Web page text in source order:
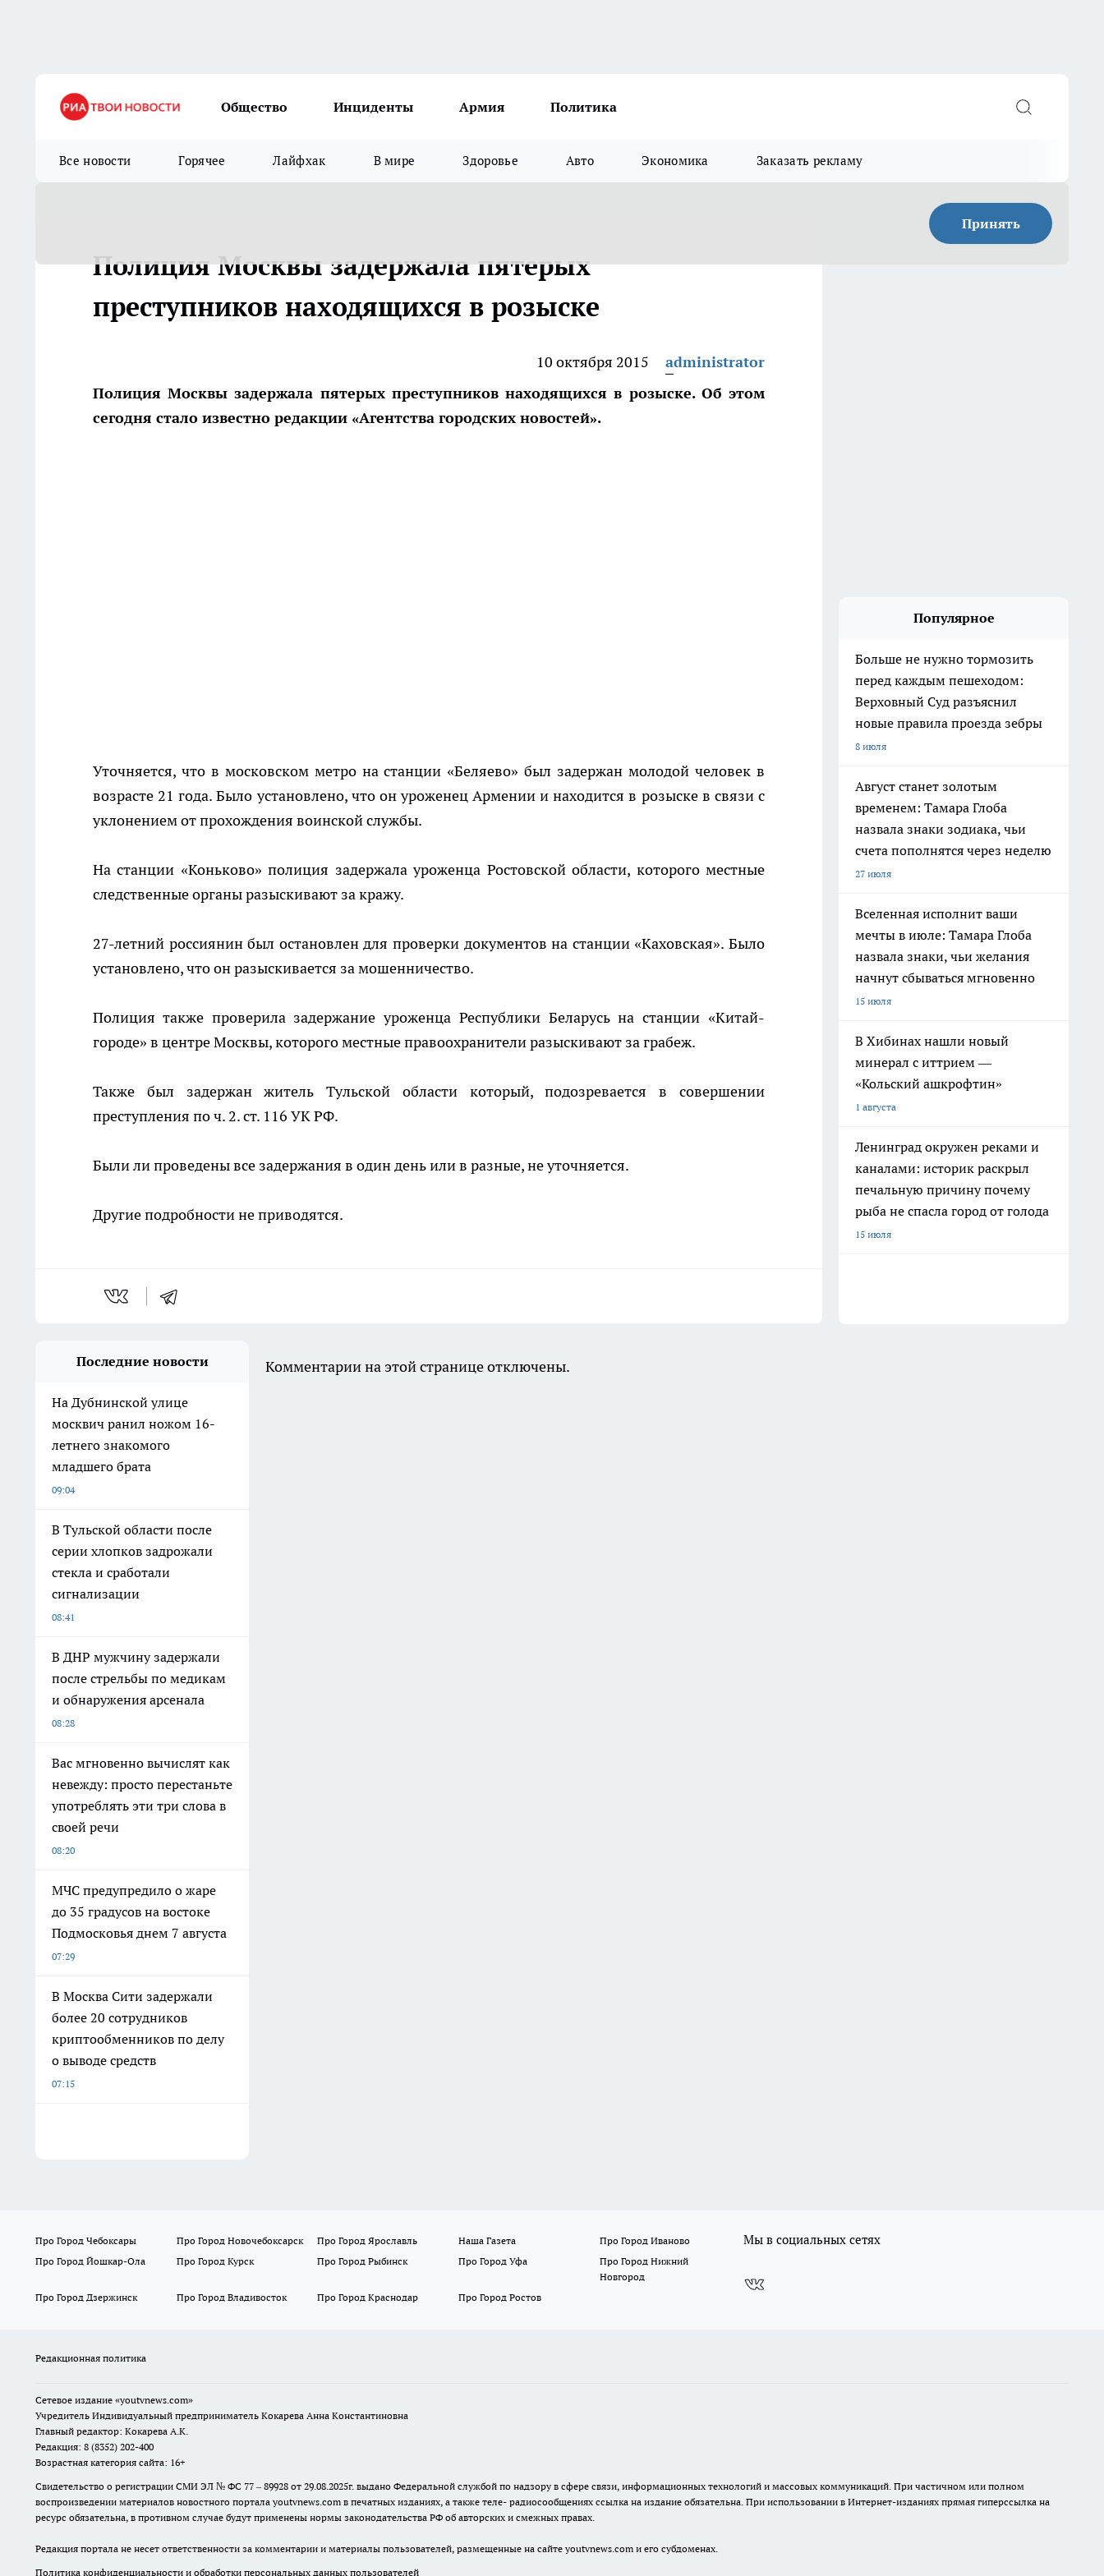
Общество Инциденты Армия Политика
Все новости Горячее Лайфхак В мире Здоровье Авто Экономика Заказать рекламу
Принять
Полиция Москвы задержала пятерых
преступников находящихся в розыске
10 октября 2015
administrator
Полиция Москвы задержала пятерых преступников находящихся в розыске. Об этом
сегодня стало известно редакции «Агентства городских новостей».
Уточняется, что в московском метро на станции «Беляево» был задержан молодой человек в
возрасте 21 года. Было установлено, что он уроженец Армении и находится в розыске в связи с
уклонением от прохождения воинской службы.
На станции «Коньково» полиция задержала уроженца Ростовской области, которого местные
следственные органы разыскивают за кражу.
27-летний россиянин был остановлен для проверки документов на станции «Каховская». Было
установлено, что он разыскивается за мошенничество.
Полиция также проверила задержание уроженца Республики Беларусь на станции «Китай-
городе» в центре Москвы, которого местные правоохранители разыскивают за грабеж.
Также был задержан житель Тульской области который, подозревается в совершении
преступления по ч. 2. ст. 116 УК РФ.
Были ли проведены все задержания в один день или в разные, не уточняется.
Другие подробности не приводятся.
Популярное
Больше не нужно тормозить
перед каждым пешеходом:
Верховный Суд разъяснил
новые правила проезда зебры
8 июля
Август станет золотым
временем: Тамара Глоба
назвала знаки зодиака, чьи
счета пополнятся через неделю
27 июля
Вселенная исполнит ваши
мечты в июле: Тамара Глоба
назвала знаки, чьи желания
начнут сбываться мгновенно
15 июля
В Хибинах нашли новый
минерал с иттрием —
«Кольский ашкрофтин»
1 августа
Ленинград окружен реками и
каналами: историк раскрыл
печальную причину почему
рыба не спасла город от голода
15 июля
Последние новости
На Дубнинской улице
москвич ранил ножом 16-
летнего знакомого
младшего брата
09:04
В Тульской области после
серии хлопков задрожали
стекла и сработали
сигнализации
08:41
В ДНР мужчину задержали
после стрельбы по медикам
и обнаружения арсенала
08:28
Вас мгновенно вычислят как
невежду: просто перестаньте
употреблять эти три слова в
своей речи
08:20
МЧС предупредило о жаре
до 35 градусов на востоке
Подмосковья днем 7 августа
07:29
В Москва Сити задержали
более 20 сотрудников
криптообменников по делу
о выводе средств
07:15
Комментарии на этой странице отключены.
Про Город Чебоксары Про Город Новочебоксарск Про Город Ярославль Наша Газета
Про Город Иваново
Про Город Йошкар-Ола
Про Город Курск Про Город Рыбинск Про Город Уфа
Про Город Нижний
Новгород
Про Город Дзержинск
Про Город Владивосток Про Город Краснодар Про Город Ростов
Мы в социальных сетях
Редакционная политика
Сетевое издание «youtvnews.com»
Учредитель Индивидуальный предприниматель Кокарева Анна Константиновна
Главный редактор: Кокарева А.К.
Редакция: 8 (8352) 202-400
Возрастная категория сайта: 16+
Свидетельство о регистрации СМИ ЭЛ № ФС 77 – 89928 от 29.08.2025г. выдано Федеральной службой по надзору в сфере связи, информационных технологий и массовых коммуникаций. При частичном или полном
воспроизведении материалов новостного портала youtvnews.com в печатных изданиях, а также теле- радиосообщениях ссылка на издание обязательна. При использовании в Интернет-изданиях прямая гиперссылка на
ресурс обязательна, в противном случае будут применены нормы законодательства РФ об авторских и смежных правах.
Редакция портала не несет ответственности за комментарии и материалы пользователей, размещенные на сайте youtvnews.com и его субдоменах.
Политика конфиденциальности и обработки персональных данных пользователей